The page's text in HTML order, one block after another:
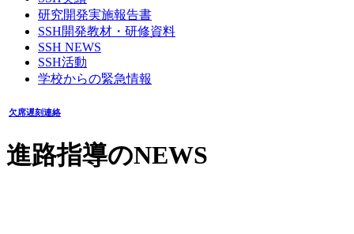
研究開発実施報告書
SSH開発教材・研修資料
SSH NEWS
SSH活動
学校からの緊急情報
欠席遅刻連絡
進路指導のNEWS